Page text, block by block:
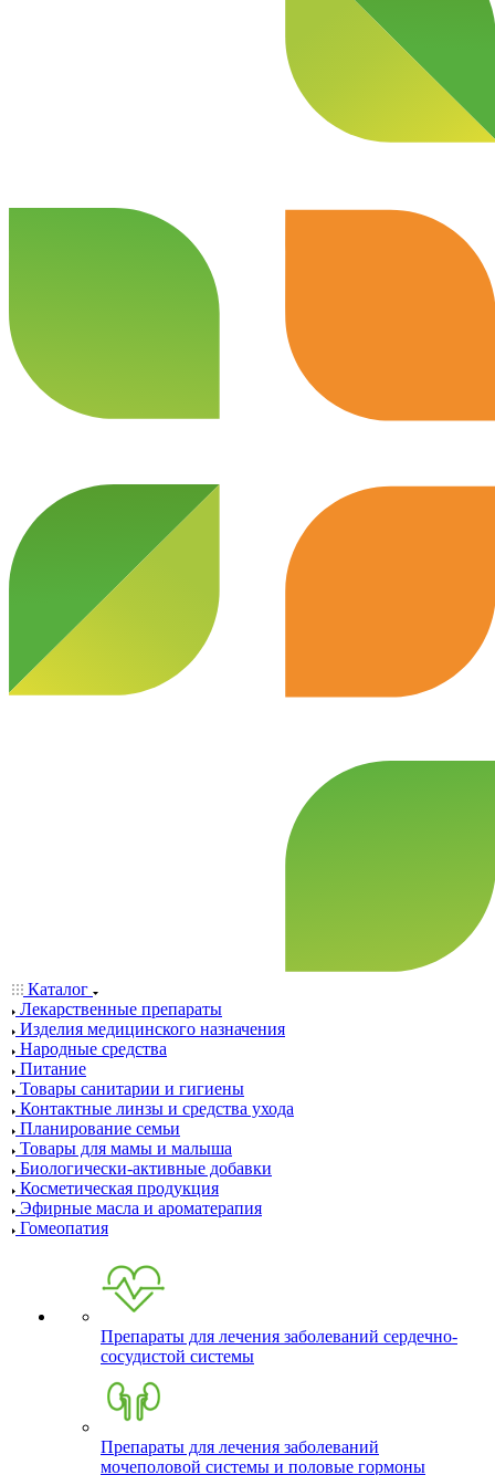
Каталог
Лекарственные препараты
Изделия медицинского назначения
Народные средства
Питание
Товары санитарии и гигиены
Контактные линзы и средства ухода
Планирование семьи
Товары для мамы и малыша
Биологически-активные добавки
Косметическая продукция
Эфирные масла и ароматерапия
Гомеопатия
Препараты для лечения заболеваний сердечно-
сосудистой системы
Препараты для лечения заболеваний
мочеполовой системы и половые гормоны